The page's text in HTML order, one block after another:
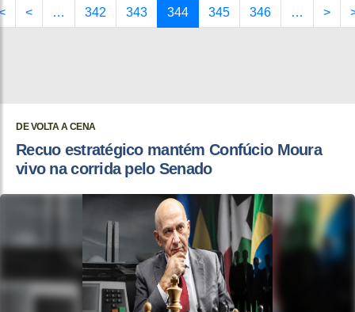
< … 342 343 344 345 346 … >
DE VOLTA A CENA
Recuo estratégico mantém Confúcio Moura
vivo na corrida pelo Senado